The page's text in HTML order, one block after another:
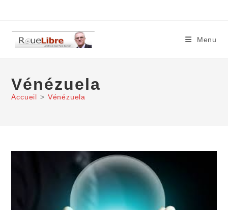
content
Menu
Vénézuela
Accueil > Vénézuela